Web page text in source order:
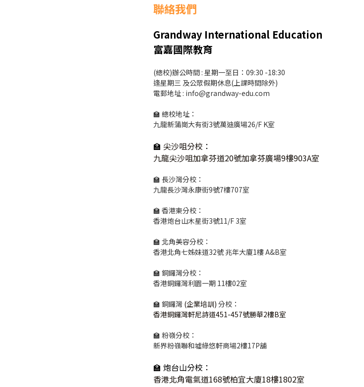
聯絡我們
Grandway International Education
富嘉國際教育
(總校)辦公時間 : 星期一至日：09:30 -18:30
逢星期三 及公眾假期休息(上課時間除外)
電郵地址 : info@grandway-edu.com
🏫 總校地址：
九龍新蒲崗大有街3號萬迪廣場26/F K室
🏫 尖沙咀分校 ：
九龍尖沙咀加拿芬道20號加拿芬廣場9樓903A室
🏫 長沙灣分校：
九龍長沙灣永康街9號7樓707室
🏫 香港東分校：
香港炮台山木星街3號11/F 3室
🏫 北角美容分校：
香港北角七姊妹道32號 兆年大廈1樓 A&B室
🏫 銅鑼灣分校：
香港銅鑼灣利園一期 11樓02室
🏫 銅鑼灣 (企業培訓) 分校：
香港銅鑼灣軒尼詩道451-457號勝華2樓B室
🏫 粉嶺分校：
新界粉嶺聯和墟綠悠軒商場2樓17P舖
🏫 炮台山分校：
香港北角電氣道168號柏宜大廈18樓1802室